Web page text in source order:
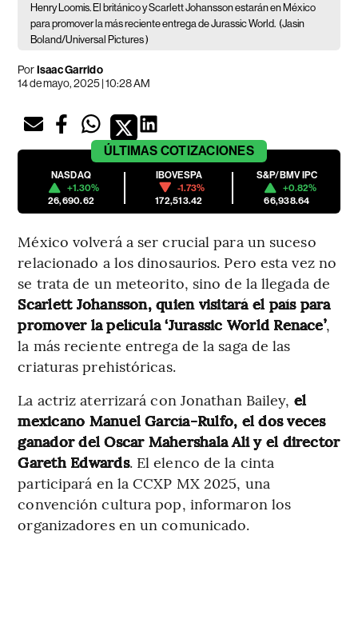
Henry Loomis. El británico y Scarlett Johansson estarán en México
para promover la más reciente entrega de Jurassic World. (Jasin
Boland/Universal Pictures )
PorIsaac Garrido
14 de mayo, 2025 | 10:28 AM
ÚLTIMAS COTIZACIONES
NASDAQ
+1.30%
26,690.62
IBOVESPA
-1.73%
172,513.42
S&P/BMV IPC
+0.82%
66,938.64
México volverá a ser crucial para un suceso
relacionado a los dinosaurios. Pero esta vez no
se trata de un meteorito, sino de la llegada de
Scarlett Johansson, quien visitará el país para
promover la película ‘Jurassic World Renace’,
la más reciente entrega de la saga de las
criaturas prehistóricas.
La actriz aterrizará con Jonathan Bailey, el
mexicano Manuel García-Rulfo, el dos veces
ganador del Oscar Mahershala Ali y el director
Gareth Edwards. El elenco de la cinta
participará en la CCXP MX 2025, una
convención cultura pop, informaron los
organizadores en un comunicado.